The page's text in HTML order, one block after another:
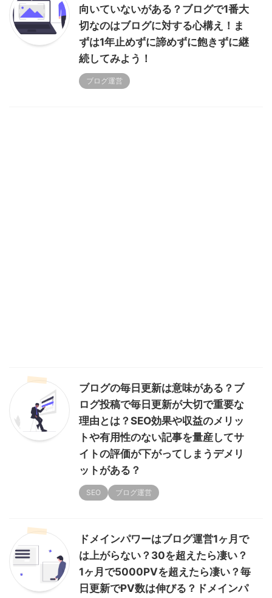
向いていないがある？ブログで1番大
切なのはブログに対する心構え！ま
ずは1年止めずに諦めずに飽きずに継
続してみよう！
ブログ運営
ブログの毎日更新は意味がある？ブ
ログ投稿で毎日更新が大切で重要な
理由とは？SEO効果や収益のメリッ
トや有用性のない記事を量産してサ
イトの評価が下がってしまうデメリ
ットがある？
SEO ブログ運営
ドメインパワーはブログ運営1ヶ月で
は上がらない？30を超えたら凄い？
1ヶ月で5000PVを超えたら凄い？毎
日更新でPV数は伸びる？ドメインパ